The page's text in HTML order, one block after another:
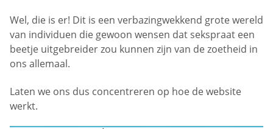
Wel, die is er! Dit is een verbazingwekkend grote wereld
van individuen die gewoon wensen dat sekspraat een
beetje uitgebreider zou kunnen zijn van de zoetheid in
ons allemaal.
Laten we ons dus concentreren op hoe de website
werkt.